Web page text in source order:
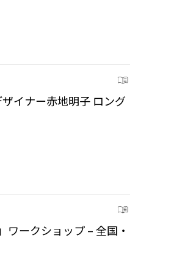
イナー赤地明子 ロング
ワークショップ – 全国・